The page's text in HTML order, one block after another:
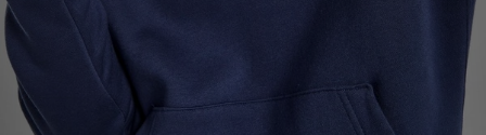
Klantenservice
Vacatures